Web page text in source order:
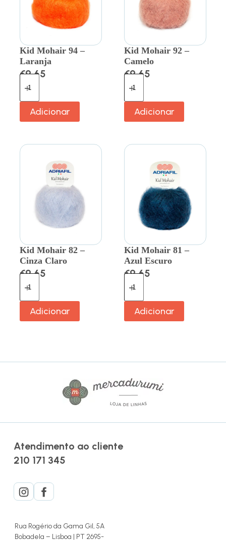
Kid Mohair 94 –
Laranja
€9.65
Adicionar
Kid Mohair 92 –
Camelo
€9.65
Adicionar
Kid Mohair 82 –
Cinza Claro
€9.65
Adicionar
Kid Mohair 81 –
Azul Escuro
€9.65
Adicionar
Atendimento ao cliente
210 171 345
Rua Rogério da Gama Gil, 5A
Bobadela – Lisboa | PT 2695-